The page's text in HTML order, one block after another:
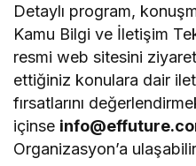
Detaylı program,
Kamu Bilgi ve İletişim
resmi web sitesini
ettiğiniz konulara dair
fırsatlarını
içinse
Organizasyon’a